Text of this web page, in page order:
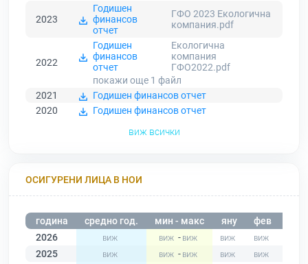
2023
Годишен
финансов
отчет
ГФО 2023 Екологична
компания.pdf
2022
Годишен
финансов
отчет
Екологична
компания
ГФО2022.pdf
покажи още 1 файл
2021
Годишен финансов отчет
2020
Годишен финансов отчет
виж всички
ОСИГУРЕНИ ЛИЦА В НОИ
година средно год. мин - макс яну фев
2026
-
2025
-